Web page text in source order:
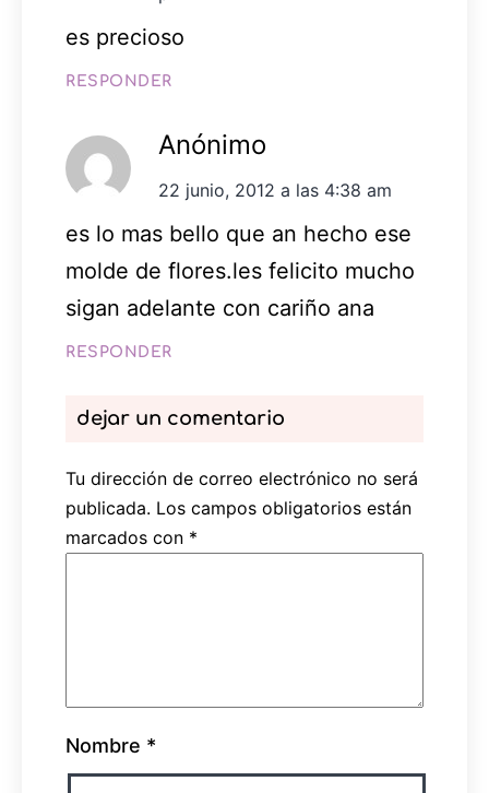
es precioso
RESPONDER
Anónimo
22 junio, 2012 a las 4:38 am
es lo mas bello que an hecho ese
molde de flores.les felicito mucho
sigan adelante con cariño ana
RESPONDER
dejar un comentario
Tu dirección de correo electrónico no será
publicada. Los campos obligatorios están
marcados con *
Nombre *